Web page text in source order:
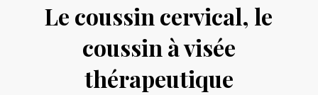
Le coussin cervical, le
coussin à visée
thérapeutique